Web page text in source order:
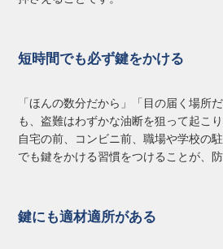
短時間でも必ず鍵をかける
「ほんの数分だから」「目の届く場所
も、盗難はわずかな油断を狙って起こり
自宅の前、コンビニ前、職場や学校の
でも鍵をかける習慣をつけることが、防
鍵にも適材適所がある